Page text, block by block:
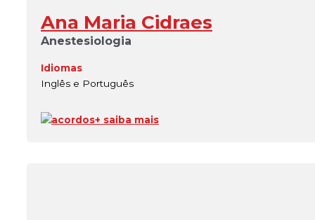
Ana Maria Cidraes
Anestesiologia
Idiomas
Inglês e Português
acordos+ saiba mais